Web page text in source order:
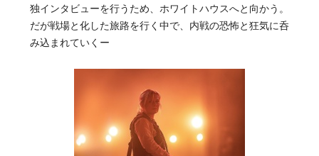
独インタビューを行うため、ホワイトハウスへと向かう。
だが戦場と化した旅路を行く中で、内戦の恐怖と狂気に呑
み込まれていくー